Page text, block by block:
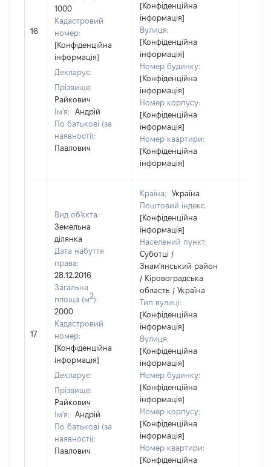
16
1000
Кадастровий
номер:
[Конфіденційна
інформація]
Декларує:
Прізвище:
Райкович
Ім'я:
Андрій
По батькові (за
наявності):
Павлович
[Конфіденційна
інформація]
Вулиця:
[Конфіденційна
інформація]
Номер будинку:
[Конфіденційна
інформація]
Номер корпусу:
[Конфіденційна
інформація]
Номер квартири:
[Конфіденційна
інформація]
17
Вид об'єкта:
Земельна
ділянка
Дата набуття
права:
28.12.2016
Загальна
площа (м2):
2000
Кадастровий
номер:
[Конфіденційна
інформація]
Декларує:
Прізвище:
Райкович
Ім'я:
Андрій
По батькові (за
наявності):
Павлович
Країна:
Україна
Поштовий індекс:
[Конфіденційна
інформація]
Населений пункт:
Суботці /
Знам'янський район
/ Кіровоградська
область / Україна
Тип вулиці:
[Конфіденційна
інформація]
Вулиця:
[Конфіденційна
інформація]
Номер будинку:
[Конфіденційна
інформація]
Номер корпусу:
[Конфіденційна
інформація]
Номер квартири:
[Конфіденційна